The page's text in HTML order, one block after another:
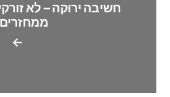
←
חשיבה ירוקה – לא